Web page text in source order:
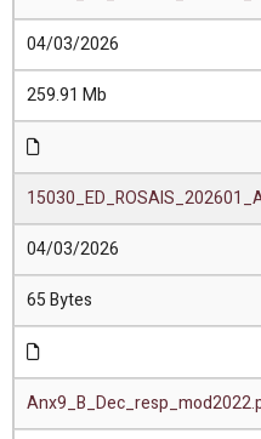
04/03/2026
259.91 Mb
04/03/2026
65 Bytes